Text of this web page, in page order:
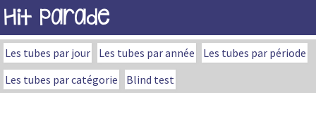
Hit Parade
Les tubes par jour Les tubes par année
Les tubes par période
Les tubes par catégorie
Blind test